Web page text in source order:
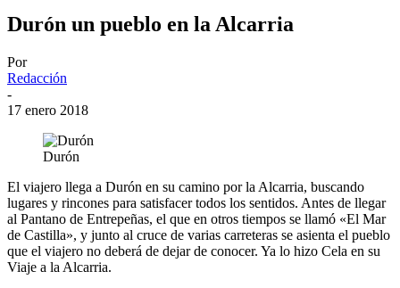
Durón un pueblo en la Alcarria
Por
Redacción
-
17 enero 2018
Durón
El viajero llega a Durón en su camino por la Alcarria, buscando
lugares y rincones para satisfacer todos los sentidos. Antes de llegar
al Pantano de Entrepeñas, el que en otros tiempos se llamó «El Mar
de Castilla», y junto al cruce de varias carreteras se asienta el pueblo
que el viajero no deberá de dejar de conocer. Ya lo hizo Cela en su
Viaje a la Alcarria.